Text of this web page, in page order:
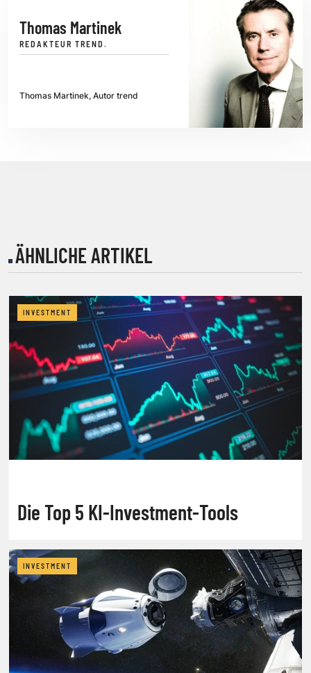
Thomas Martinek
REDAKTEUR TREND.
Thomas Martinek, Autor trend
ÄHNLICHE ARTIKEL
INVESTMENT
Die Top 5 KI-Investment-Tools
INVESTMENT